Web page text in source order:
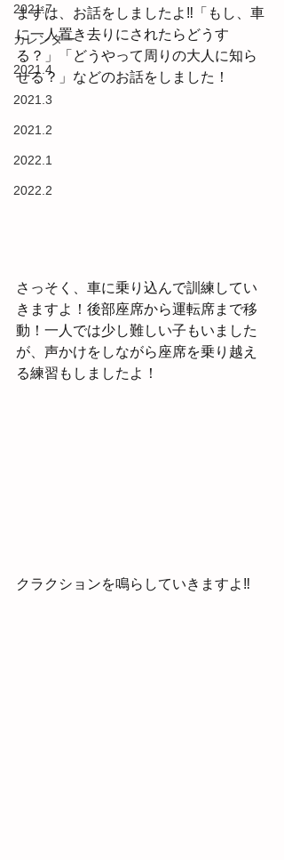
2021.7
カレンダー
2021.4
2021.3
2021.2
2022.1
2022.2
まずは、お話をしましたよ‼「もし、車
に一人置き去りにされたらどうす
る？」「どうやって周りの大人に知ら
せる？」などのお話をしました！
さっそく、車に乗り込んで訓練してい
きますよ！後部座席から運転席まで移
動！一人では少し難しい子もいました
が、声かけをしながら座席を乗り越え
る練習もしましたよ！
クラクションを鳴らしていきますよ‼